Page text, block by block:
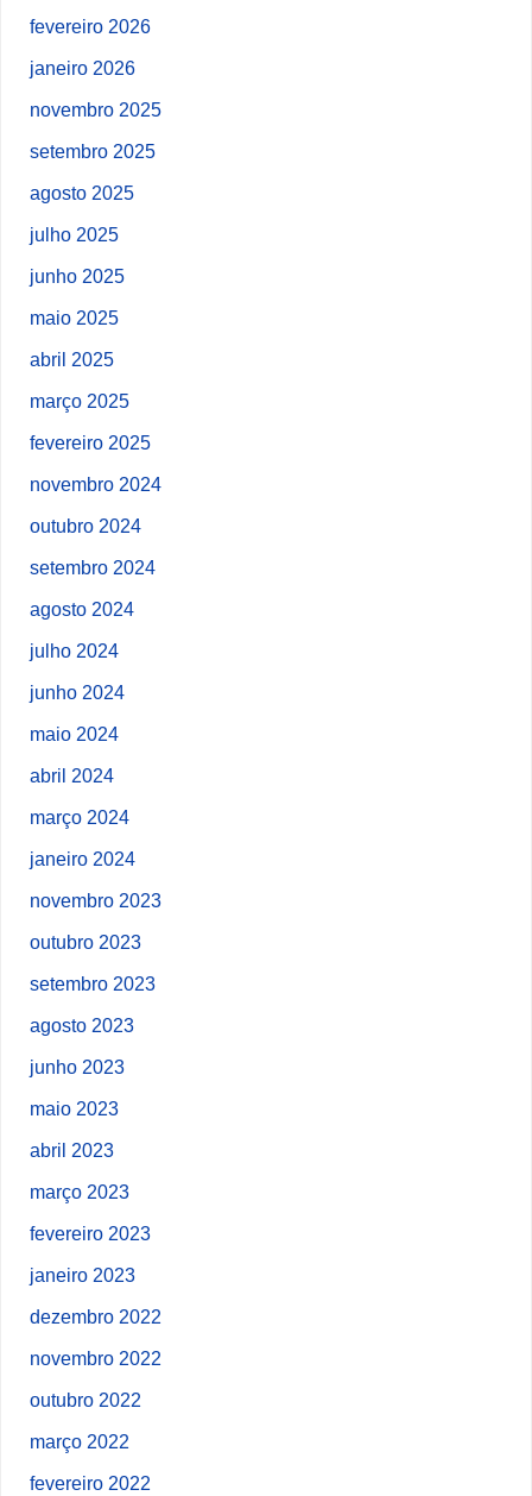
fevereiro 2026
janeiro 2026
novembro 2025
setembro 2025
agosto 2025
julho 2025
junho 2025
maio 2025
abril 2025
março 2025
fevereiro 2025
novembro 2024
outubro 2024
setembro 2024
agosto 2024
julho 2024
junho 2024
maio 2024
abril 2024
março 2024
janeiro 2024
novembro 2023
outubro 2023
setembro 2023
agosto 2023
junho 2023
maio 2023
abril 2023
março 2023
fevereiro 2023
janeiro 2023
dezembro 2022
novembro 2022
outubro 2022
março 2022
fevereiro 2022